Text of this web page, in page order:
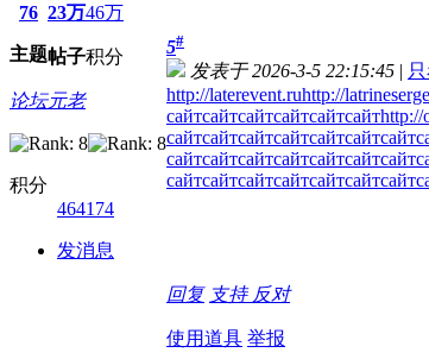
76
主题
23万
帖子
46万
积分
论坛元老
积分
464174
发消息
5#
发表于 2026-3-5 22:15:45 |
http://laterevent.ruhttp://
сайтсайтсайтсайтсайтсайтhttp://
сайтсайтсайтсайтсайтсайтсайт
сайтсайтсайтсайтсайтсайтсайт
сайтсайтсайтсайтсайтсайтсайт
回复 支持 反对
使用道具 举报